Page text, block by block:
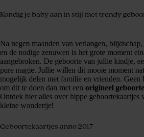
Kondig je baby aan in stijl met trendy
Na negen maanden van verlangen,
en de nodige zenuwen is het grote moment
aangebroken. De geboorte van jullie kindje,
pure magie. Jullie willen dit mooie moment
mogelijk delen met familie en vrienden. Geen
om dit te doen dan met een origineel
Ontdek hier alles over hippe geboortekaartjes
kleine wondertje!
Geboortekaartjes anno 2017